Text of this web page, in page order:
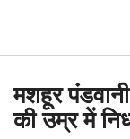
मशहूर
की उम्र में